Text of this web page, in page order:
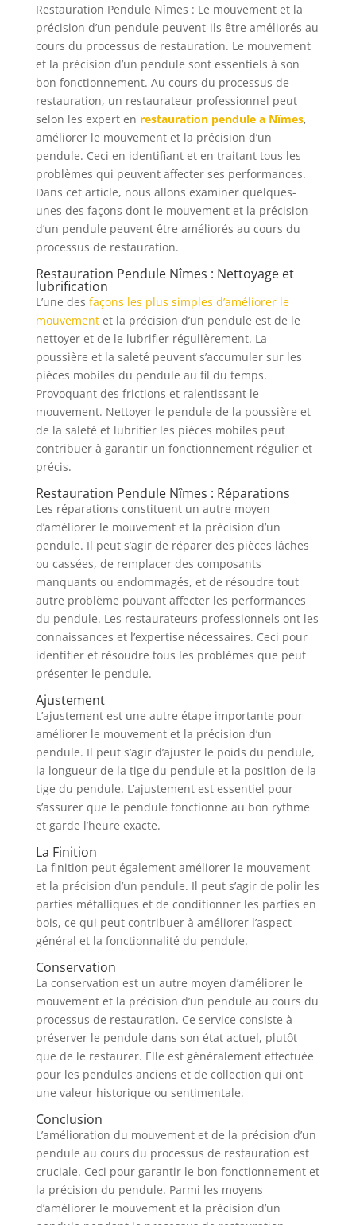
Restauration Pendule Nîmes : Le mouvement et la
précision d’un pendule peuvent-ils être améliorés au
cours du processus de restauration. Le mouvement
et la précision d’un pendule sont essentiels à son
bon fonctionnement. Au cours du processus de
restauration, un restaurateur professionnel peut
selon les expert en restauration pendule a Nîmes,
améliorer le mouvement et la précision d’un
pendule. Ceci en identifiant et en traitant tous les
problèmes qui peuvent affecter ses performances.
Dans cet article, nous allons examiner quelques-
unes des façons dont le mouvement et la précision
d’un pendule peuvent être améliorés au cours du
processus de restauration.
Restauration Pendule Nîmes : Nettoyage et
lubrification
L’une des façons les plus simples d’améliorer le
mouvementet la précision d’un pendule est de le
nettoyer et de le lubrifier régulièrement. La
poussière et la saleté peuvent s’accumuler sur les
pièces mobiles du pendule au fil du temps.
Provoquant des frictions et ralentissant le
mouvement. Nettoyer le pendule de la poussière et
de la saleté et lubrifier les pièces mobiles peut
contribuer à garantir un fonctionnement régulier et
précis.
Restauration Pendule Nîmes : Réparations
Les réparations constituent un autre moyen
d’améliorer le mouvement et la précision d’un
pendule. Il peut s’agir de réparer des pièces lâches
ou cassées, de remplacer des composants
manquants ou endommagés, et de résoudre tout
autre problème pouvant affecter les performances
du pendule. Les restaurateurs professionnels ont les
connaissances et l’expertise nécessaires. Ceci pour
identifier et résoudre tous les problèmes que peut
présenter le pendule.
Ajustement
L’ajustement est une autre étape importante pour
améliorer le mouvement et la précision d’un
pendule. Il peut s’agir d’ajuster le poids du pendule,
la longueur de la tige du pendule et la position de la
tige du pendule. L’ajustement est essentiel pour
s’assurer que le pendule fonctionne au bon rythme
et garde l’heure exacte.
La Finition
La finition peut également améliorer le mouvement
et la précision d’un pendule. Il peut s’agir de polir les
parties métalliques et de conditionner les parties en
bois, ce qui peut contribuer à améliorer l’aspect
général et la fonctionnalité du pendule.
Conservation
La conservation est un autre moyen d’améliorer le
mouvement et la précision d’un pendule au cours du
processus de restauration. Ce service consiste à
préserver le pendule dans son état actuel, plutôt
que de le restaurer. Elle est généralement effectuée
pour les pendules anciens et de collection qui ont
une valeur historique ou sentimentale.
Conclusion
L’amélioration du mouvement et de la précision d’un
pendule au cours du processus de restauration est
cruciale. Ceci pour garantir le bon fonctionnement et
la précision du pendule. Parmi les moyens
d’améliorer le mouvement et la précision d’un